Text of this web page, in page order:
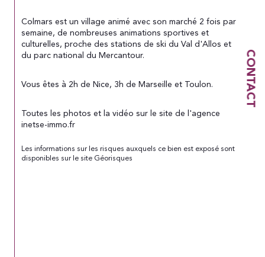
CONTACT
Colmars est un village animé avec son marché 2 fois par
semaine, de nombreuses animations sportives et
culturelles, proche des stations de ski du Val d'Allos et
du parc national du Mercantour.
Vous êtes à 2h de Nice, 3h de Marseille et Toulon.
Toutes les photos et la vidéo sur le site de l'agence
inetse-immo.fr
Les informations sur les risques auxquels ce bien est exposé sont
disponibles sur le site Géorisques